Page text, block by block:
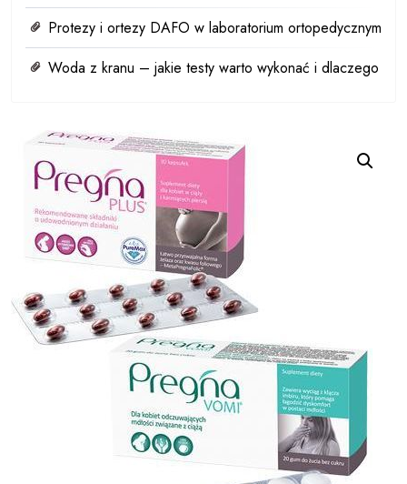
Protezy i ortezy DAFO w laboratorium ortopedycznym
Woda z kranu – jakie testy warto wykonać i dlaczego